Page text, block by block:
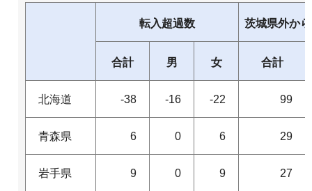
転入超過数 茨城県外か
合計 男 女 合計
北海道 -38 -16 -22 99
青森県 6 0 6 29
岩手県 9 0 9 27